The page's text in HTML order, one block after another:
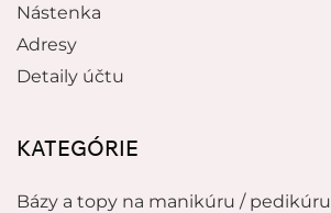
Nástenka
Adresy
Detaily účtu
KATEGÓRIE
Bázy a topy na manikúru / pedikúru